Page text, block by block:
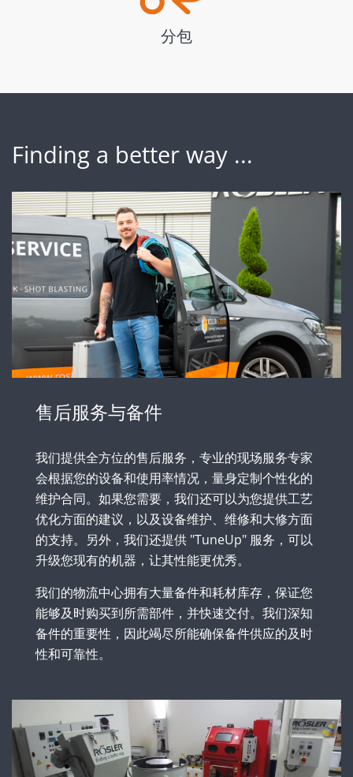
分包
Finding a better way ...
售后服务与备件
我们提供全方位的售后服务，专业的现场服务专家
会根据您的设备和使用率情况，量身定制个性化的
维护合同。如果您需要，我们还可以为您提供工艺
优化方面的建议，以及设备维护、维修和大修方面
的支持。另外，我们还提供 "TuneUp" 服务，可以
升级您现有的机器，让其性能更优秀。
我们的物流中心拥有大量备件和耗材库存，保证您
能够及时购买到所需部件，并快速交付。我们深知
备件的重要性，因此竭尽所能确保备件供应的及时
性和可靠性。